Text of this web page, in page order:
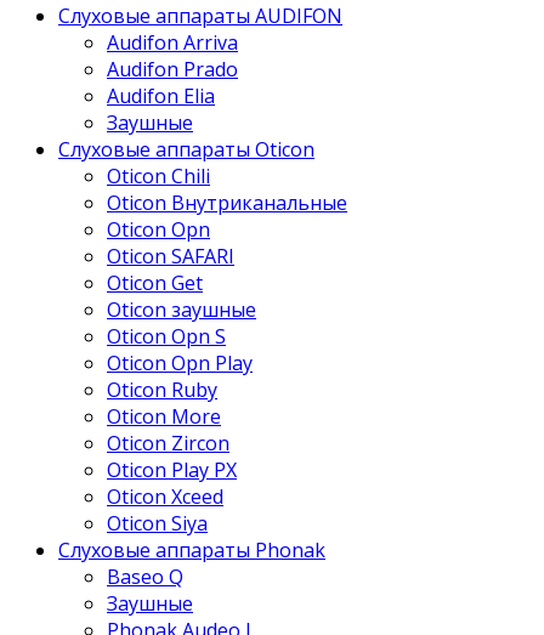
Слуховые аппараты AUDIFON
Audifon Arriva
Audifon Prado
Audifon Elia
Заушные
Слуховые аппараты Oticon
Oticon Chili
Oticon Внутриканальные
Oticon Opn
Oticon SAFARI
Oticon Get
Oticon заушные
Oticon Opn S
Oticon Opn Play
Oticon Ruby
Oticon More
Oticon Zircon
Oticon Play PX
Oticon Xceed
Oticon Siya
Слуховые аппараты Phonak
Baseo Q
Заушные